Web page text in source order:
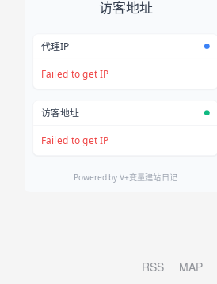
RSS MAP